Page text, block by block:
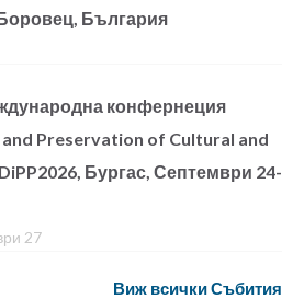
България
конфернеция
Preservation of Cultural and
Бургас, Септември 24-
27
Виж всички Събития